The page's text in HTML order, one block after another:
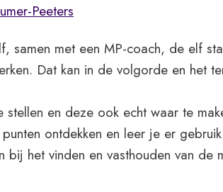
Peeters
samen met een MP-coach, de elf
Dat kan in de volgorde en het
en deze ook echt waar te
ontdekken en leer je er
bij het vinden en vasthouden van de